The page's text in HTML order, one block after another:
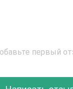
первый